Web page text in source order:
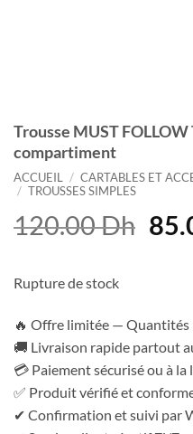
Trousse MUST
compartiment
ACCUEIL / CARTABLES ET
/ TROUSSES SIMPLES
120.00Dh Le
Rupture de stock
🔥 Offre limitée — Quantités
🚚 Livraison rapide partout
💳 Paiement sécurisé ou à la
✅ Produit vérifié et
✔ Confirmation et suivi par